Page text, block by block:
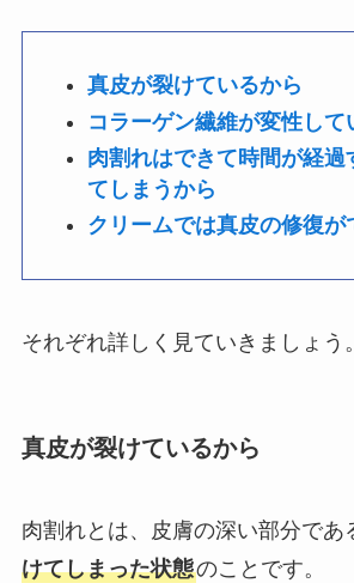
真皮が裂けているから
コラーゲン繊維が変性して
肉割れはできて時間が経過
てしまうから
クリームでは真皮の修復が
それぞれ詳しく見ていきましょう。
真皮が裂けているから
肉割れとは、皮膚の深い部分であ
けてしまった状態のことです。